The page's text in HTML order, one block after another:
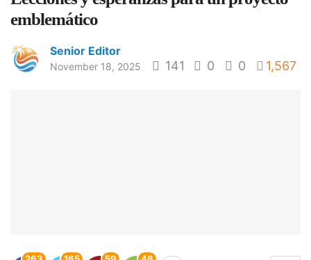
emblemático
Senior Editor
November 18, 2025 141 0 0 1,567